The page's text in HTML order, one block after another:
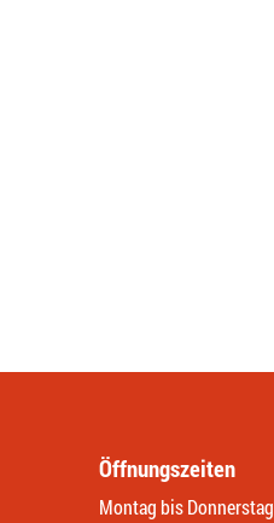
Öffnungszeiten
Montag bis Donnerstag